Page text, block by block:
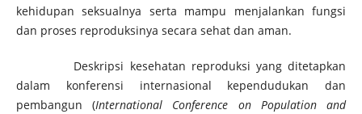
kehidupan seksualnya serta mampu menjalankan fungsi
dan proses reproduksinya secara sehat dan aman.
Deskripsi kesehatan reproduksi yang ditetapkan
dalam konferensi internasional kependudukan dan
pembangun (International Conference on Population and